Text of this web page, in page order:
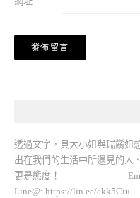
透過文字，貝大小姐與瑞餚姐
出在我們的生活中所遇見的人
更是態度！
Line@: https://lin.ee/ekk5Ciu